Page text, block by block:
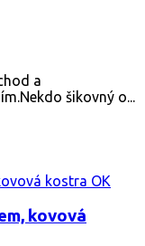
a
šikovný o...
kovová